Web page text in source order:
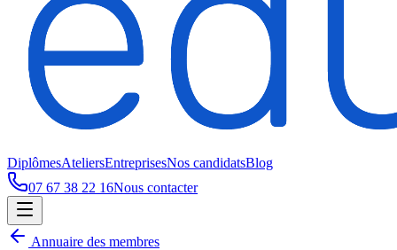
DiplômesAteliersEntreprisesNos candidatsBlog
07 67 38 22 16Nous contacter
Annuaire des membres